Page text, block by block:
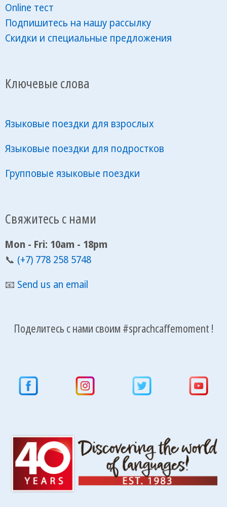
Online тест
Подпишитесь на нашу рассылку
Скидки и специальные предложения
Ключевые слова
Языковые поездки для взрослых
Языковые поездки для подростков
Групповые языковые поездки
Свяжитесь с нами
Mon - Fri: 10am - 18pm
📞 (+7) 778 258 5748
📧 Send us an email
Поделитесь с нами своим #sprachcaffemoment !